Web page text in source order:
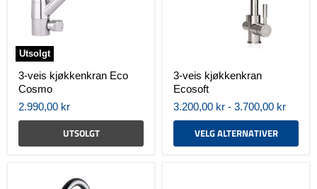
Utsolgt
3-veis kjøkkenkran Eco
Cosmo
2.990,00 kr
UTSOLGT
3-veis kjøkkenkran
Ecosoft
3.200,00 kr - 3.700,00 kr
VELG ALTERNATIVER